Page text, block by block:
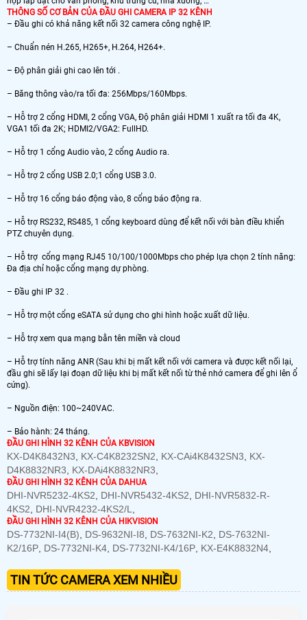
THÔNG SỐ CƠ BẢN CỦA ĐẦU GHI CAMERA IP 32 KÊNH
– Đầu ghi có khả năng kết nối 32 camera công nghệ IP.
– Chuẩn nén H.265, H265+, H.264, H264+.
– Độ phân giải ghi cao lên tới .
– Băng thông vào/ra tối đa: 256Mbps/160Mbps.
– Hỗ trợ 2 cổng HDMI, 2 cổng VGA, Độ phân giải HDMI 1 xuất ra tối đa 4K,
VGA1 tối đa 2K; HDMI2/VGA2: FullHD.
– Hỗ trợ 1 cổng Audio vào, 2 cổng Audio ra.
– Hỗ trợ 2 cổng USB 2.0;1 cổng USB 3.0.
– Hỗ trợ 16 cổng báo động vào, 8 cổng báo động ra.
– Hỗ trợ RS232, RS485, 1 cổng keyboard dùng để kết nối với bàn điều khiển
PTZ chuyên dụng.
– Hỗ trợ cổng mạng RJ45 10/100/1000Mbps cho phép lựa chọn 2 tính năng:
Đa địa chỉ hoặc cổng mạng dự phòng.
– Đầu ghi IP 32 .
– Hỗ trợ một cổng eSATA sử dụng cho ghi hình hoặc xuất dữ liệu.
– Hỗ trợ xem qua mạng bằn tên miền và cloud
– Hỗ trợ tính năng ANR (Sau khi bị mất kết nối với camera và được kết nối lại,
đầu ghi sẽ lấy lại đoạn dữ liệu khi bị mất kết nối từ thẻ nhớ camera để ghi lên ổ
cứng).
– Nguồn điện: 100~240VAC.
– Bảo hành: 24 tháng.
ĐẦU GHI HÌNH 32 KÊNH CỦA KBVISION
KX-D4K8432N3 KX-C4K8232SN2 KX-CAi4K8432SN3
KX-
D4K8832NR3
KX-DAi4K8832NR3
ĐẦU GHI HÌNH 32 KÊNH CỦA DAHUA
DHI-NVR5232-4KS2 DHI-NVR5432-4KS2
DHI-NVR5832-R-
4KS2
DHI-NVR4232-4KS2/L
ĐẦU GHI HÌNH 32 KÊNH CỦA HIKVISION
DS-7732NI-I4(B) DS-9632NI-I8 DS-7632NI-K2
DS-7632NI-
K2/16P DS-7732NI-K4 DS-7732NI-K4/16P KX-E4K8832N4
TIN TỨC CAMERA XEM NHIỀU